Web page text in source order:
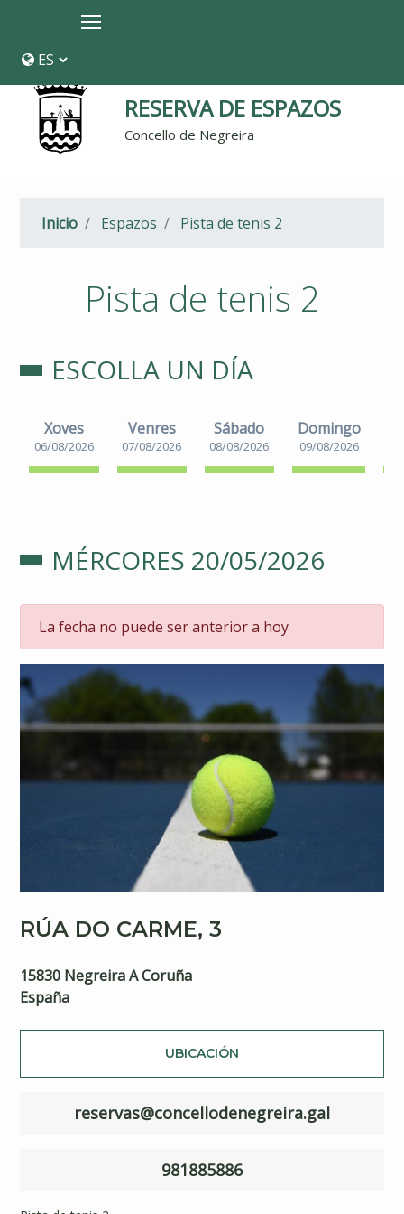
contido
RESERVA DE ESPAZOS
Concello de Negreira
Breadcrumb
Inicio Espazos Pista de tenis 2
Pista de tenis 2
ESCOLLA UN DÍA
Xoves
06/08/2026
Venres
07/08/2026
Sábado
08/08/2026
Domingo
09/08/2026
MÉRCORES 20/05/2026
La fecha no puede ser anterior a hoy
RÚA DO CARME, 3
15830 Negreira A Coruña
España
UBICACIÓN
reservas@concellodenegreira.gal
981885886